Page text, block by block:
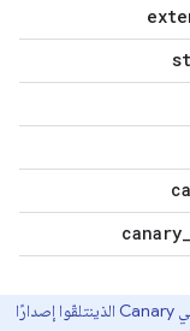
canary_
هو جزء من عدد مستخدمي Canary الذينتلقّوا إصدارًا